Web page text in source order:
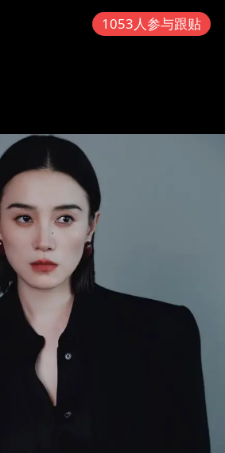
1053人参与跟贴